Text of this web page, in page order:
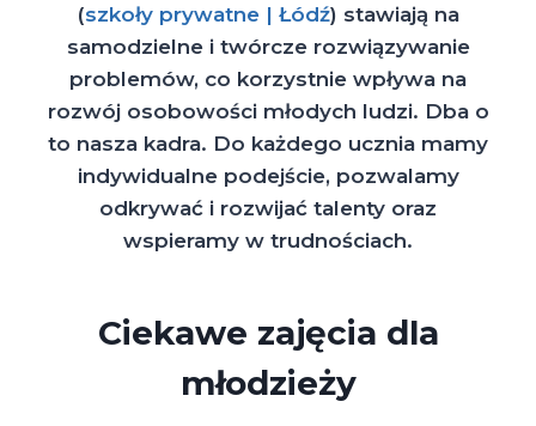
(szkoły prywatne | Łódź) stawiają na
samodzielne i twórcze rozwiązywanie
problemów, co korzystnie wpływa na
rozwój osobowości młodych ludzi. Dba o
to nasza kadra. Do każdego ucznia mamy
indywidualne podejście, pozwalamy
odkrywać i rozwijać talenty oraz
wspieramy w trudnościach.
Ciekawe zajęcia dla
młodzieży